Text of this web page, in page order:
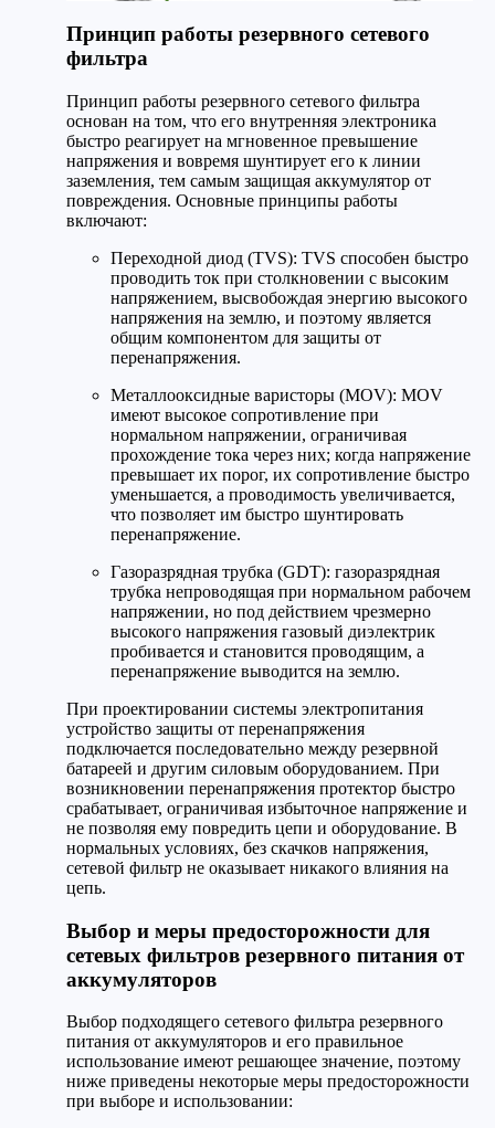
Принцип работы резервного сетевого
фильтра
Принцип работы резервного сетевого фильтра
основан на том, что его внутренняя электроника
быстро реагирует на мгновенное превышение
напряжения и вовремя шунтирует его к линии
заземления, тем самым защищая аккумулятор от
повреждения. Основные принципы работы
включают:
Переходной диод (TVS): TVS способен быстро
проводить ток при столкновении с высоким
напряжением, высвобождая энергию высокого
напряжения на землю, и поэтому является
общим компонентом для защиты от
перенапряжения.
Металлооксидные варисторы (MOV): MOV
имеют высокое сопротивление при
нормальном напряжении, ограничивая
прохождение тока через них; когда напряжение
превышает их порог, их сопротивление быстро
уменьшается, а проводимость увеличивается,
что позволяет им быстро шунтировать
перенапряжение.
Газоразрядная трубка (GDT): газоразрядная
трубка непроводящая при нормальном рабочем
напряжении, но под действием чрезмерно
высокого напряжения газовый диэлектрик
пробивается и становится проводящим, а
перенапряжение выводится на землю.
При проектировании системы электропитания
устройство защиты от перенапряжения
подключается последовательно между резервной
батареей и другим силовым оборудованием. При
возникновении перенапряжения протектор быстро
срабатывает, ограничивая избыточное напряжение и
не позволяя ему повредить цепи и оборудование. В
нормальных условиях, без скачков напряжения,
сетевой фильтр не оказывает никакого влияния на
цепь.
Выбор и меры предосторожности для
сетевых фильтров резервного питания от
аккумуляторов
Выбор подходящего сетевого фильтра резервного
питания от аккумуляторов и его правильное
использование имеют решающее значение, поэтому
ниже приведены некоторые меры предосторожности
при выборе и использовании: